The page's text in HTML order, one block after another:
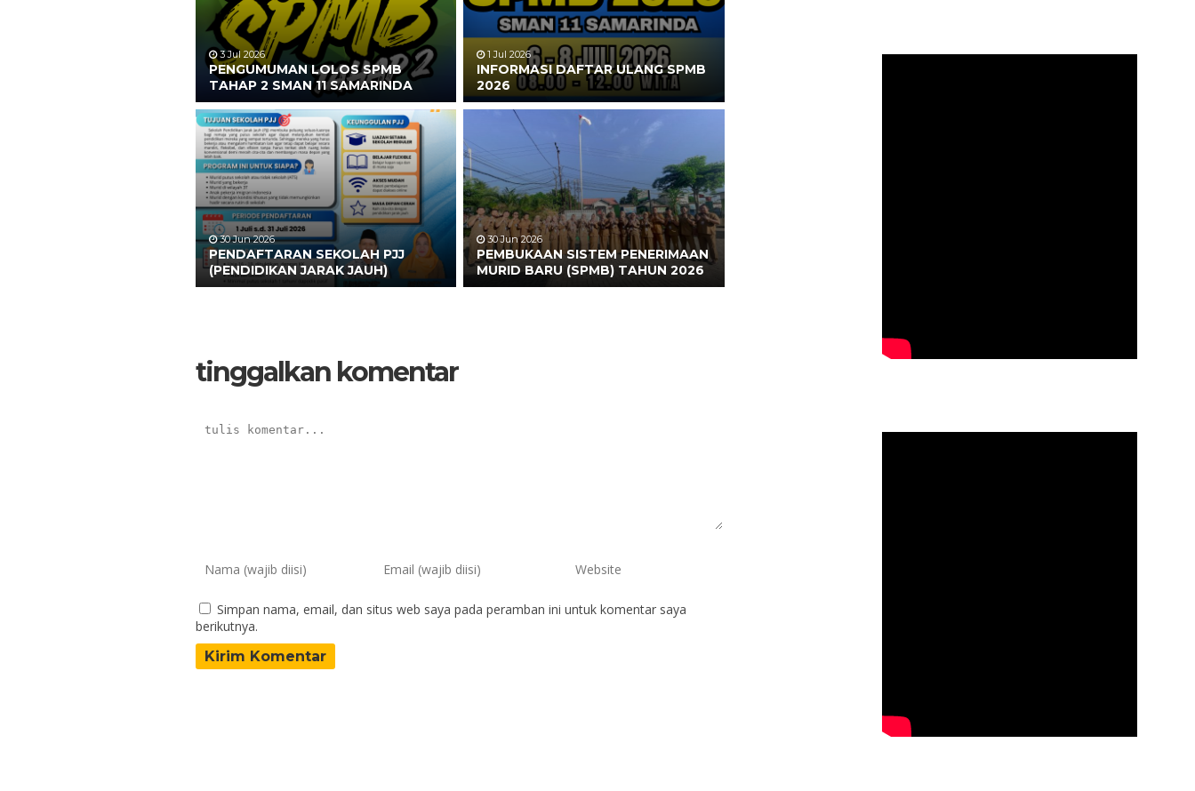
3 Jul 2026
PENGUMUMAN LOLOS SPMB
TAHAP 2 SMAN 11 SAMARINDA
1 Jul 2026
INFORMASI DAFTAR ULANG SPMB
2026
30 Jun 2026
PENDAFTARAN SEKOLAH PJJ
(PENDIDIKAN JARAK JAUH)
30 Jun 2026
PEMBUKAAN SISTEM PENERIMAAN
MURID BARU (SPMB) TAHUN 2026
tinggalkan komentar
Simpan nama, email, dan situs web saya pada peramban ini untuk komentar saya
berikutnya.